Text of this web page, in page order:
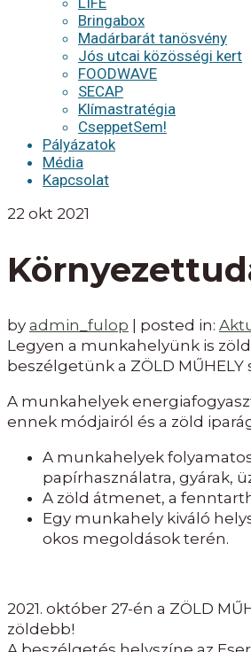
Bringabox
Madárbarát tanösvény
Jós utcai közösségi kert
FOODWAVE
SECAP
Klímastratégia
CseppetSem!
Pályázatok
Média
Kapcsolat
22 okt 2021
by admin_fulop posted in:
Legyen a munkahelyünk is
beszélgetünk a ZÖLD MŰHELY
A munkahelyek
ennek módjairól és a zöld
A munkahelyek
papírhasználatra, gyárak,
A zöld átmenet, a
Egy munkahely kiváló
okos megoldások terén.
2021. október 27-én a ZÖLD
zöldebb!